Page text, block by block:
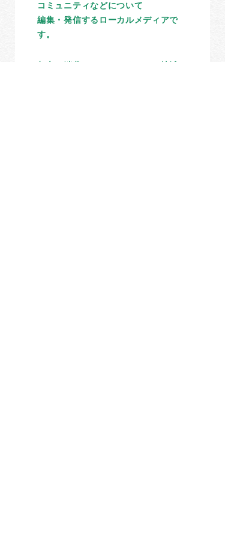
コミュニティなどについて
編集・発信するローカルメディアで
す。